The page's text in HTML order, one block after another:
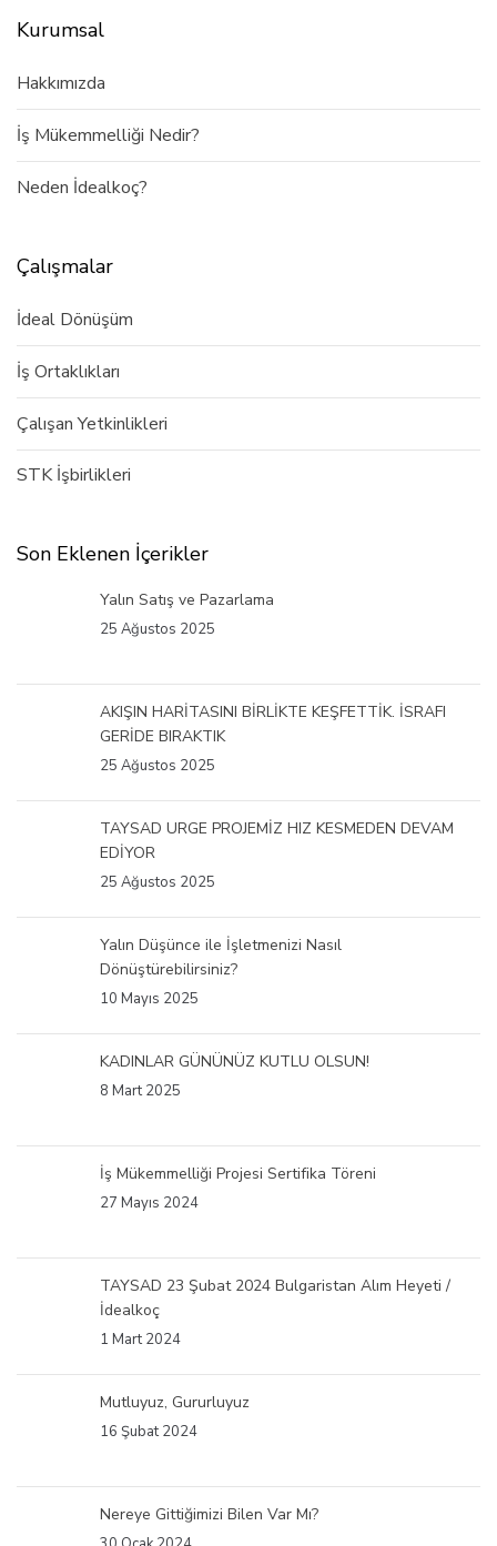
Kurumsal
Hakkımızda
İş Mükemmelliği Nedir?
Neden İdealkoç?
Çalışmalar
İdeal Dönüşüm
İş Ortaklıkları
Çalışan Yetkinlikleri
STK İşbirlikleri
Son Eklenen İçerikler
Yalın Satış ve Pazarlama
25 Ağustos 2025
AKIŞIN HARİTASINI BİRLİKTE KEŞFETTİK. İSRAFI
GERİDE BIRAKTIK
25 Ağustos 2025
TAYSAD URGE PROJEMİZ HIZ KESMEDEN DEVAM
EDİYOR
25 Ağustos 2025
Yalın Düşünce ile İşletmenizi Nasıl
Dönüştürebilirsiniz?
10 Mayıs 2025
KADINLAR GÜNÜNÜZ KUTLU OLSUN!
8 Mart 2025
İş Mükemmelliği Projesi Sertifika Töreni
27 Mayıs 2024
TAYSAD 23 Şubat 2024 Bulgaristan Alım Heyeti /
İdealkoç
1 Mart 2024
Mutluyuz, Gururluyuz
16 Şubat 2024
Nereye Gittiğimizi Bilen Var Mı?